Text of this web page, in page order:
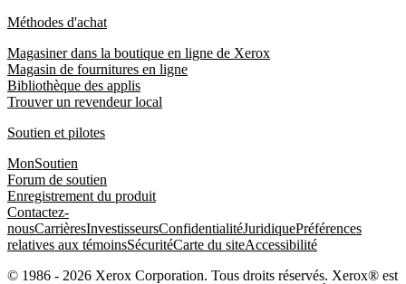
Méthodes d'achat
Magasiner dans la boutique en ligne de Xerox
Magasin de fournitures en ligne
Bibliothèque des applis
Trouver un revendeur local
Soutien et pilotes
MonSoutien
Forum de soutien
Enregistrement du produit
Contactez-
nousCarrièresInvestisseursConfidentialitéJuridiquePréférences
relatives aux témoinsSécuritéCarte du siteAccessibilité
© 1986 - 2026 Xerox Corporation. Tous droits réservés. Xerox® est